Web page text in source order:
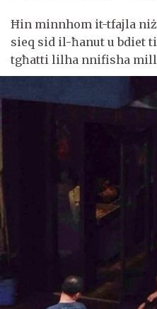
Ħin minnhom it-tfajla
sieq sid il-ħanut u bdiet
tgħatti lilha nnifisha